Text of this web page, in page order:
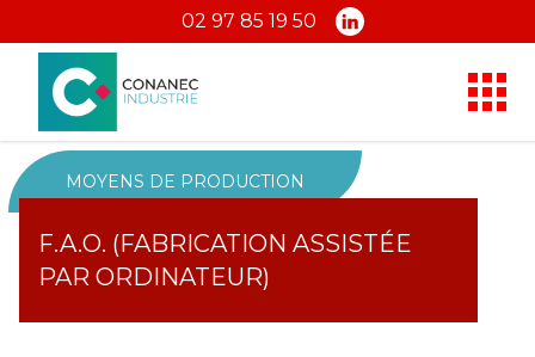
02 97 85 19 50
MOYENS DE PRODUCTION
F.A.O. (FABRICATION ASSISTÉE
PAR ORDINATEUR)